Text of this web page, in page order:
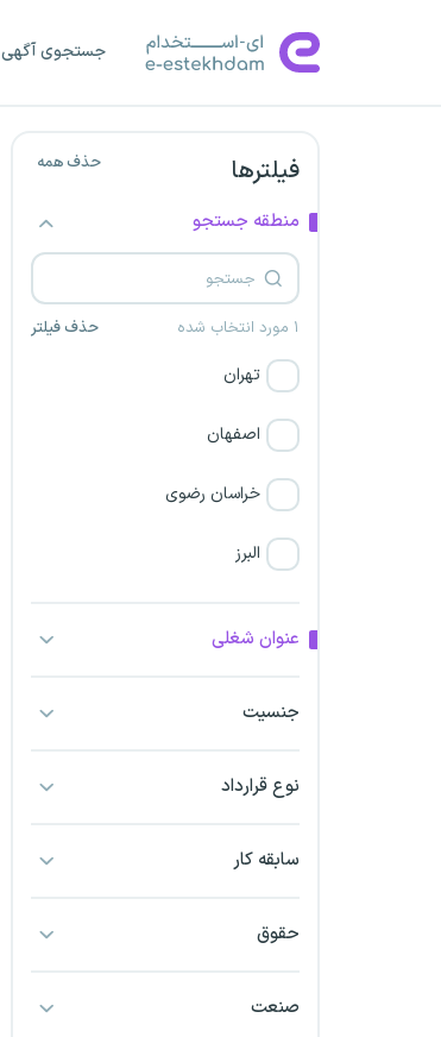
جستجوی آگهی
فیلترها حذف همه
منطقه جستجو
۱ مورد انتخاب شده حذف فیلتر
تهران
اصفهان
خراسان رضوی
البرز
اراک
اردبیل
عنوان شغلی
جنسیت
نوع قرارداد
سابقه کار
حقوق
صنعت